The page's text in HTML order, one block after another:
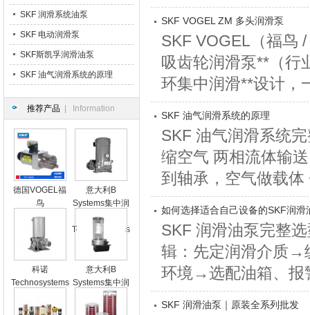
SKF 润滑系统油泵
SKF 电动润滑泵
SKF斯凯孚润滑油泵
SKF 油气润滑系统的原理
推荐产品 | Information
德国VOGEL福
鸟
意大利B
Systems集中润
滑系統科诺
Technosystems
科诺
Technosystems
意大利B
Systems集中润
滑系統
SKF VOGEL ZM 多头润滑泵
SKF VOGEL（福鸟
吸齿轮润滑泵**（行
环集中润滑**设计，
SKF 油气润滑系统的原理
SKF 油气润滑系统
缩空气 两相流体输
到轴承，空气做载
如何选择适合自己设备的SKF润滑
SKF 润滑油泵完整
辑：先定润滑介质→
环境→选配油箱、报
SKF 润滑油泵｜原装全系列批发